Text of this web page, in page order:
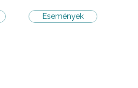
Események